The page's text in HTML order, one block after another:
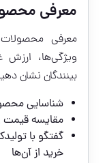
معرفی
معرفی
ویژگی‌ها،
بینندگان نشان
شناسایی
مقایسه
گفتگو با
خرید از آن‌ها